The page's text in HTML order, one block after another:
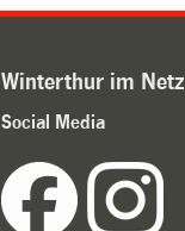
Winterthur im Netz
Social Media